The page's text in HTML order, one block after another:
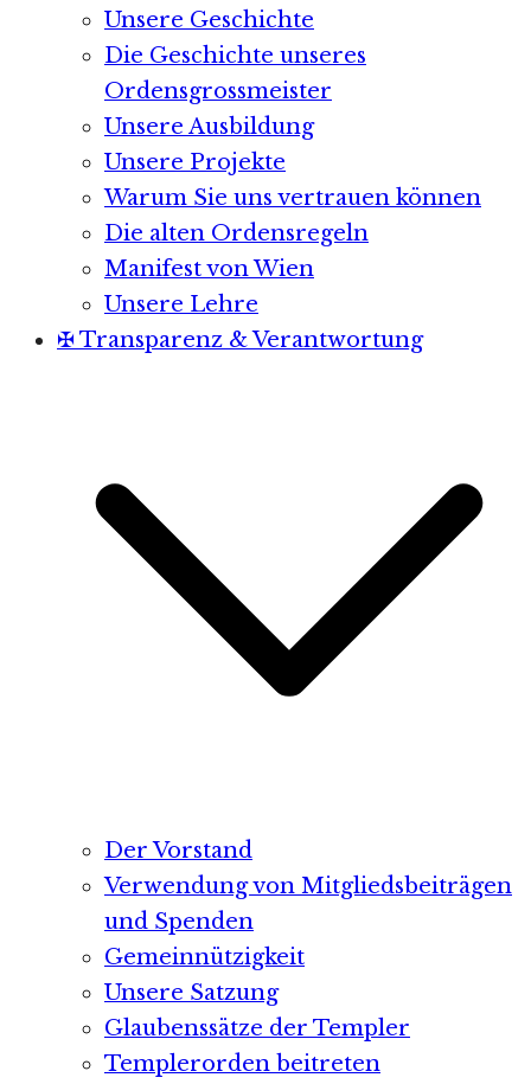
Unsere Geschichte
Die Geschichte unseres
Ordensgrossmeister
Unsere Ausbildung
Unsere Projekte
Warum Sie uns vertrauen können
Die alten Ordensregeln
Manifest von Wien
Unsere Lehre
✠ Transparenz & Verantwortung
Der Vorstand
Verwendung von Mitgliedsbeiträgen
und Spenden
Gemeinnützigkeit
Unsere Satzung
Glaubenssätze der Templer
Templerorden beitreten